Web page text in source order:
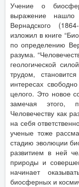
Учение о
выражение
Вернадского
изложил в книге
по определению
разума.
геологической
трудом,
интересах
целого. Это новое
замечая этого,
Человечеству как
на себя
ученые тоже
стадию эволюции
развитием в ней
природы и
начинает
биосферных и